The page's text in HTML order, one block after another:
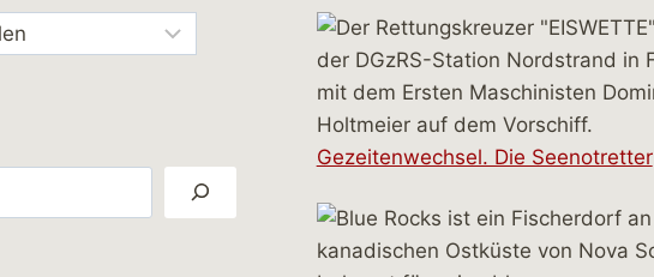
Gezeitenwechsel. Die Seenotretter